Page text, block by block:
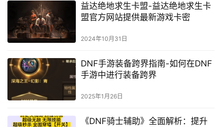
益达绝地求生卡盟-益达绝地求生卡
盟官方网站提供最新游戏卡密
2024年10月31日
DNF手游装备跨界指南-如何在DNF
手游中进行装备跨界
2025年1月26日
《DNF骑士辅助》全面解析：提升